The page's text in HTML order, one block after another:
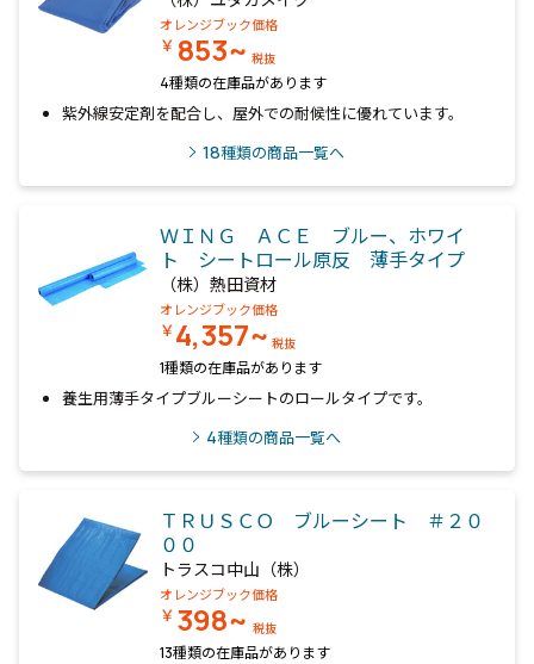
オレンジブック価格
￥ 853~ 税抜
4種類の在庫品があります
紫外線安定剤を配合し、屋外での耐候性に優れています。
18種類の商品一覧へ
ＷＩＮＧ ＡＣＥ ブルー、ホワイ
ト シートロール原反 薄手タイプ
（株）熱田資材
オレンジブック価格
￥4,357~ 税抜
1種類の在庫品があります
養生用薄手タイプブルーシートのロールタイプです。
4種類の商品一覧へ
ＴＲＵＳＣＯ ブルーシート ＃２０
００
トラスコ中山（株）
オレンジブック価格
￥ 398~ 税抜
13種類の在庫品があります